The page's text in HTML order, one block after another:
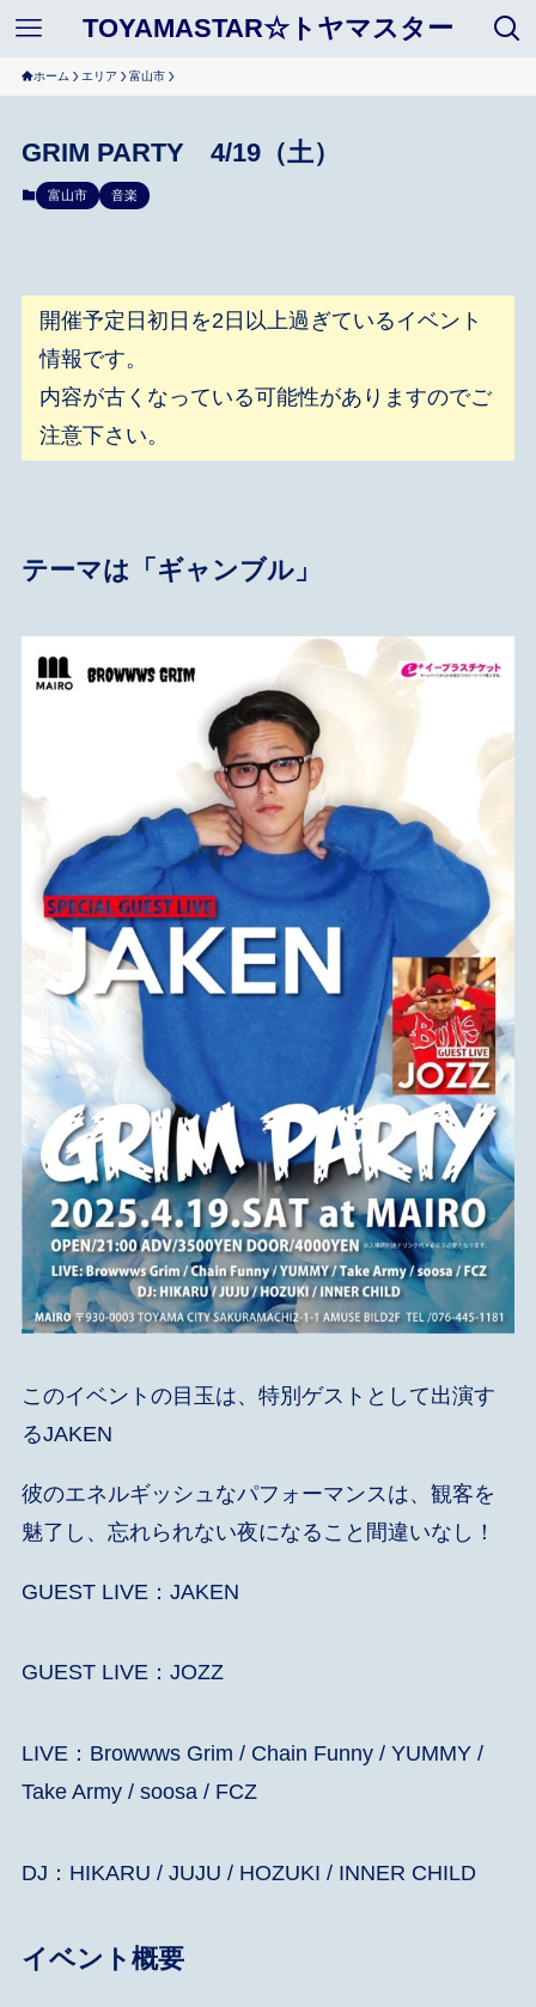
TOYAMASTAR☆トヤマスター
ホーム エリア 富山市
GRIM PARTY 4/19（土）
富山市 音楽
開催予定日初日を2日以上過ぎているイベント
情報です。
内容が古くなっている可能性がありますのでご
注意下さい。
テーマは「ギャンブル」
このイベントの目玉は、特別ゲストとして出演す
るJAKEN
彼のエネルギッシュなパフォーマンスは、観客を
魅了し、忘れられない夜になること間違いなし！
GUEST LIVE：JAKEN
GUEST LIVE：JOZZ
LIVE：Browwws Grim / Chain Funny / YUMMY /
Take Army / soosa / FCZ
DJ：HIKARU / JUJU / HOZUKI / INNER CHILD
イベント概要